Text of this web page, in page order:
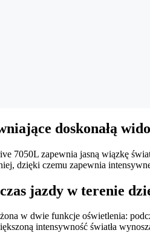
doskonałą
7050L zapewnia jasną wiązkę
dzięki czemu zapewnia
jazdy w terenie
w dwie funkcje oświetlenia:
intensywność światła